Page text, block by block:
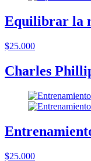
Equilibrar la
$25.000
Charles
$25.000